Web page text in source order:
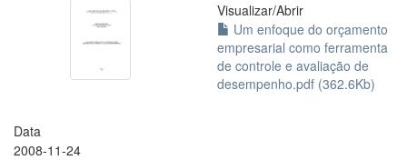
Visualizar/Abrir
Um enfoque do orçamento
empresarial como ferramenta
de controle e avaliação de
desempenho.pdf (362.6Kb)
Data
2008-11-24